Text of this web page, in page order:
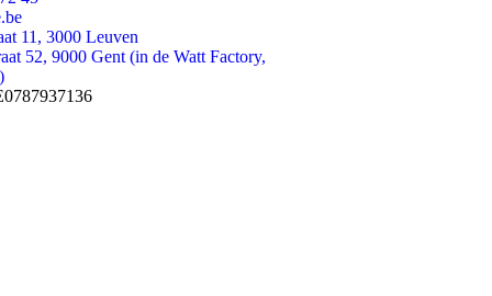
11, 3000 Leuven
52, 9000 Gent (in de Watt Factory,